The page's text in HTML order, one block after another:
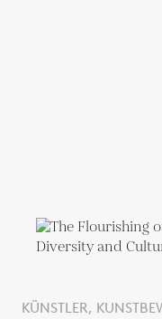
KÜNSTLER,